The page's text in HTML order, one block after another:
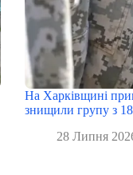
На Харківщині
знищили групу з 18
28 Липня